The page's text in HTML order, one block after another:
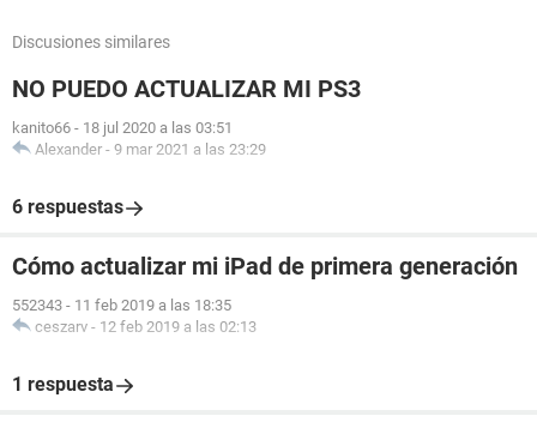
Discusiones similares
NO PUEDO ACTUALIZAR MI PS3
kanito66 - 18 jul 2020 a las 03:51
Alexander - 9 mar 2021 a las 23:29
6 respuestas
Cómo actualizar mi iPad de primera generación
552343 - 11 feb 2019 a las 18:35
ceszarv - 12 feb 2019 a las 02:13
1 respuesta